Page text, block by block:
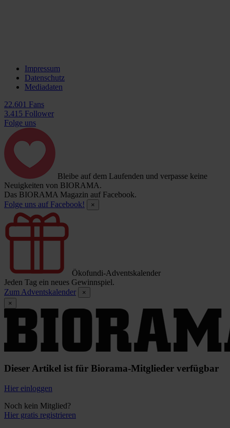
Impressum
Datenschutz
Mediadaten
22.601 Fans
3.415 Follower
Folge uns
Bleibe auf dem Laufenden und verpasse keine
Neuigkeiten von BIORAMA.
Das BIORAMA Magazin auf Facebook.
Folge uns auf Facebook!
×
Ökofundi-Adventskalender
Jeden Tag ein neues Gewinnspiel.
Zum Adventskalender
×
×
Dieser Artikel ist für Biorama-Mitglieder verfügbar
Hier einloggen
Noch kein Mitglied?
Hier gratis registrieren